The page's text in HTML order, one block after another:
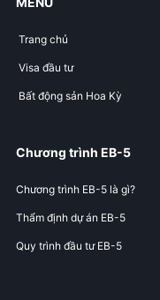
Trang chủ
Visa đầu tư
Bất động sản Hoa Kỳ
Chương trình EB-5
Chương trình EB-5 là gì?
Thẩm định dự án EB-5
Quy trình đầu tư EB-5